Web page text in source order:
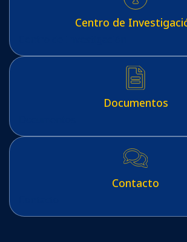
Centro de
Documentos
Contacto